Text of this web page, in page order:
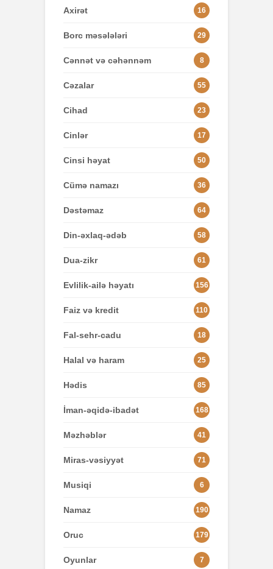
Axirət 16
Borc məsələləri 29
Cənnət və cəhənnəm 8
Cəzalar 55
Cihad 23
Cinlər 17
Cinsi həyat 50
Cümə namazı 36
Dəstəmaz 64
Din-əxlaq-ədəb 58
Dua-zikr 61
Evlilik-ailə həyatı 156
Faiz və kredit 110
Fal-sehr-cadu 18
Halal və haram 25
Hədis 85
İman-əqidə-ibadət 168
Məzhəblər 41
Miras-vəsiyyət 71
Musiqi 6
Namaz 190
Oruc 179
Oyunlar 7